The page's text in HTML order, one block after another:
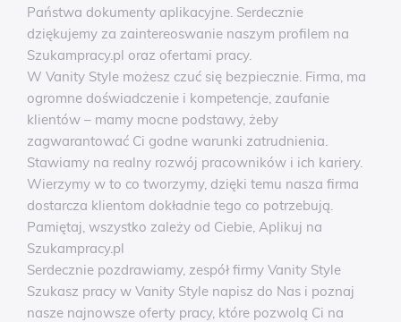
Państwa dokumenty aplikacyjne. Serdecznie
dziękujemy za zaintereoswanie naszym profilem na
Szukampracy.pl oraz ofertami pracy.
W Vanity Style możesz czuć się bezpiecznie. Firma, ma
ogromne doświadczenie i kompetencje, zaufanie
klientów – mamy mocne podstawy, żeby
zagwarantować Ci godne warunki zatrudnienia.
Stawiamy na realny rozwój pracowników i ich kariery.
Wierzymy w to co tworzymy, dzięki temu nasza firma
dostarcza klientom dokładnie tego co potrzebują.
Pamiętaj, wszystko zależy od Ciebie, Aplikuj na
Szukampracy.pl
Serdecznie pozdrawiamy, zespół firmy Vanity Style
Szukasz pracy w Vanity Style napisz do Nas i poznaj
nasze najnowsze oferty pracy, które pozwolą Ci na